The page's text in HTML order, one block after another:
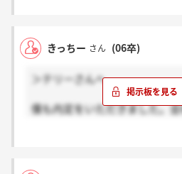
きっちー さん (06卒)
＞テリーさんへ
僕も内定をいただきました。
コ！って決めるにはまだ早い